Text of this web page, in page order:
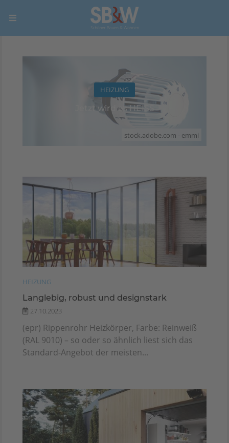
stock.adobe.com - emmi
HEIZUNG
Jetzt wird es HEISS
HEIZUNG
Langlebig, robust und designstark
27.10.2023
(epr) Rippenrohr Heizkörper, Farbe: Reinweiß
(RAL 9010) – so oder so ähnlich liest sich das
Standard-Angebot der meisten...